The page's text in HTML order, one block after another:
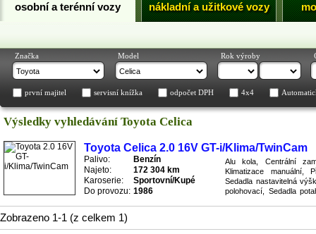
osobní a terénní vozy nákladní a užitkové vozy
Značka Model Rok výroby
první majitel servisní knížka odpočet DPH 4x4
Výsledky vyhledávání Toyota Celica
Toyota Celica 2.0 16V GT-i/Klima/TwinCam
Palivo:
Benzín
Najeto:
172 304 km
Karoserie:
Sportovní/Kupé
Do provozu: 1986
Alu kola, Centrální
Klimatizace manuální,
Sedadla nastavitelná
polohovací, Sedadla
Zobrazeno 1-1 (z celkem 1)